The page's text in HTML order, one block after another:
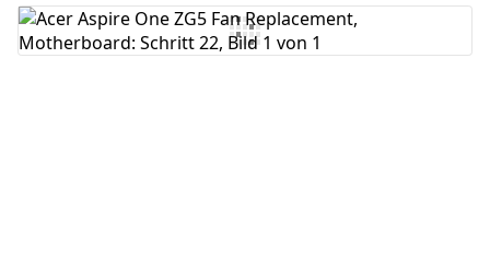
Kommentar hinzufügen